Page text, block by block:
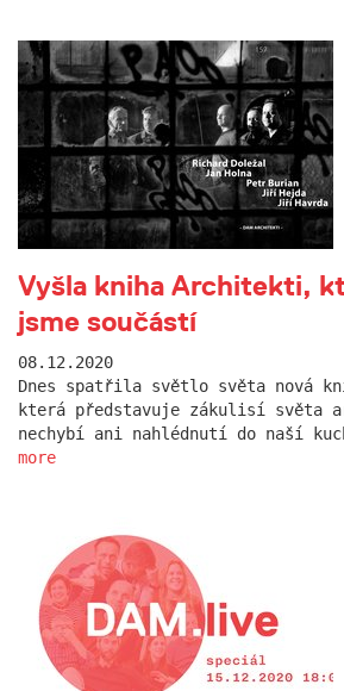
Vyšla kniha Architekti,
jsme součástí
08.12.2020
Dnes spatřila světlo světa nová
která představuje zákulisí světa
nechybí ani nahlédnutí do naší
more